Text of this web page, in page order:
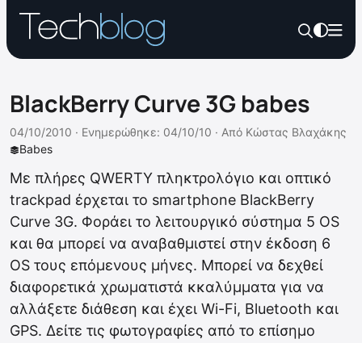
BlackBerry Curve 3G babes
Babes
04/10/2010 · Ενημερώθηκε: 04/10/10 · Από Κώστας Βλαχάκης
Με πλήρες QWERTY πληκτρολόγιο και οπτικό
trackpad έρχεται το smartphone BlackBerry
Curve 3G. Φοράει το λειτουργικό σύστημα 5 OS
και θα μπορεί να αναβαθμιστεί στην έκδοση 6
OS τους επόμενους μήνες. Μπορεί να δεχθεί
διαφορετικά χρωματιστά κκαλύμματα για να
αλλάξετε διάθεση και έχει Wi-Fi, Bluetooth και
GPS. Δείτε τις φωτογραφίες από το επίσημο